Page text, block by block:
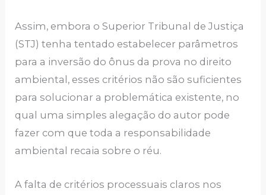
Assim, embora o Superior Tribunal de Justiça
(STJ) tenha tentado estabelecer parâmetros
para a inversão do ônus da prova no direito
ambiental, esses critérios não são suficientes
para solucionar a problemática existente, no
qual uma simples alegação do autor pode
fazer com que toda a responsabilidade
ambiental recaia sobre o réu.
A falta de critérios processuais claros nos